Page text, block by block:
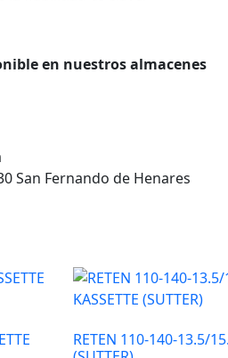
en nuestros almacenes
San Fernando de Henares
RETEN 110-140-13.5/